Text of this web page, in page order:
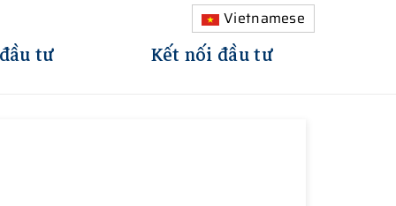
Vietnamese
tư Kết nối đầu tư